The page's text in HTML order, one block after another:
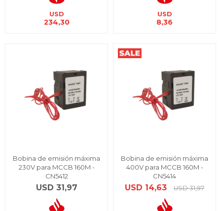
USD
234,30
USD
8,36
Bobina de emisión máxima
230V para MCCB 160M -
CN5412
USD 31,97
Bobina de emisión máxima
400V para MCCB 160M -
CN5414
USD 14,63 USD 31,97